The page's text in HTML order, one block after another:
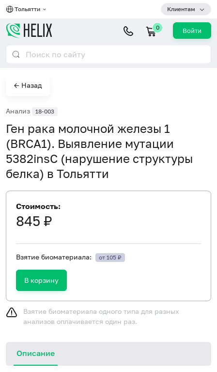
Тольятти Клиентам
0 Войти
← Назад
Анализ 18-003
Ген рака молочной железы 1
(BRCA1). Выявление мутации
5382insC (нарушение структуры
белка) в Тольятти
Стоимость:
845 ₽
Взятие биоматериала: от 105 ₽
В корзину
Взятие биоматериала одного типа для разных
анализов оплачивается один раз.
Описание